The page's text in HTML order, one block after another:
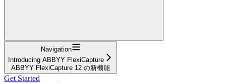
Navigation
Introducing ABBYY FlexiCapture
ABBYY FlexiCapture 12 の新機能
Get Started